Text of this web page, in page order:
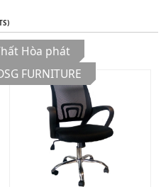
Hòa phát
FURNITURE